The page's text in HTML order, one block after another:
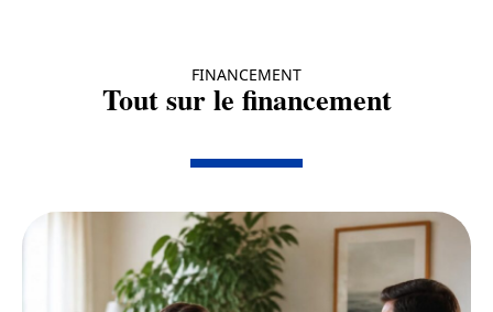
FINANCEMENT
Tout sur le financement